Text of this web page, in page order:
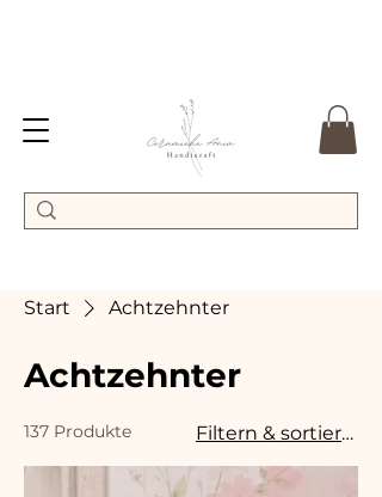
Start Achtzehnter
Achtzehnter
137 Produkte Filtern & sortieren